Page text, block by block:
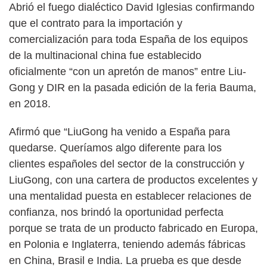
Abrió el fuego dialéctico David Iglesias confirmando
que el contrato para la importación y
comercialización para toda España de los equipos
de la multinacional china fue establecido
oficialmente “con un apretón de manos” entre Liu-
Gong y DIR en la pasada edición de la feria Bauma,
en 2018.
Afirmó que “LiuGong ha venido a España para
quedarse. Queríamos algo diferente para los
clientes españoles del sector de la construcción y
LiuGong, con una cartera de productos excelentes y
una mentalidad puesta en establecer relaciones de
confianza, nos brindó la oportunidad perfecta
porque se trata de un producto fabricado en Europa,
en Polonia e Inglaterra, teniendo además fábricas
en China, Brasil e India. La prueba es que desde